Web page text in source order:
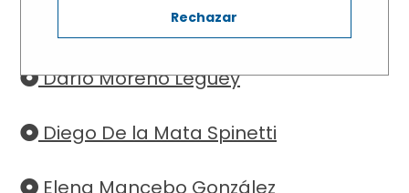
Daniela Pastor Hernández
Darío Moreno Leguey
Diego De la Mata Spinetti
Elena Mancebo González
Rechazar